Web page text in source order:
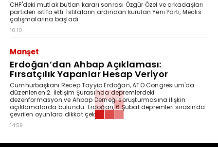
CHP'deki mutlak butlan kararı sonrası Özgür Özel ve arkadaşları
partiden istifa etti. İstifaların ardından kurulan Yeni Parti, Meclis
çalışmalarına başladı.
16:10
Manşet
Erdoğan’dan Ahbap Açıklaması:
Fırsatçılık Yapanlar Hesap Veriyor
Cumhurbaşkanı Recep Tayyip Erdoğan, ATO Congresium'da
düzenlenen 2. İletişim Şurası'nda depremlerdeki
dezenformasyon ve Ahbap Derneği soruşturmasına ilişkin
açıklamalarda bulundu. Erdoğan, 6 Şubat depremleri sırasında
çevrilen oyunlara dikkat çekti.
14:59